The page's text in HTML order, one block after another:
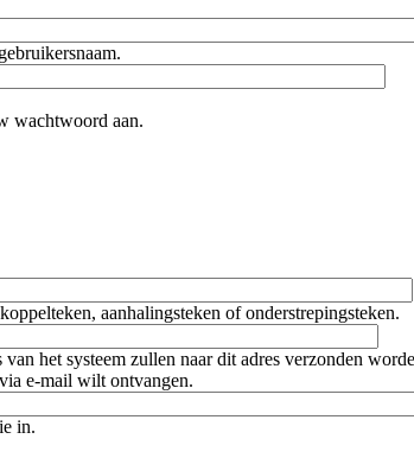
wachtwoord aan.
aanhalingsteken of onderstrepingsteken.
het systeem zullen naar dit adres verzonden
e-mail wilt ontvangen.
in.